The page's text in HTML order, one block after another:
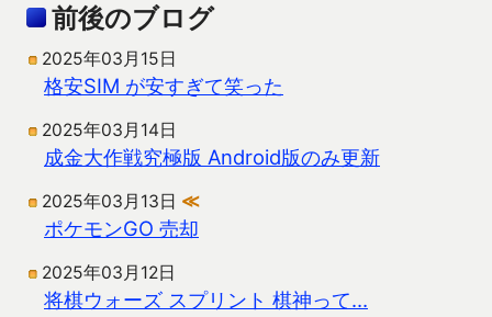
前後のブログ
2025年03月15日
格安SIM が安すぎて笑った
2025年03月14日
成金大作戦究極版 Android版のみ更新
2025年03月13日 ≪
ポケモンGO 売却
2025年03月12日
将棋ウォーズ スプリント 棋神って…